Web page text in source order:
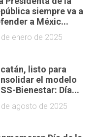
siempre va a
a Méxic...
enero de 2025
listo para
el modelo
Bienestar: Día...
agosto de 2025